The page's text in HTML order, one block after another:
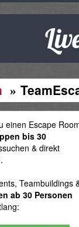
einen Escape
bis 30
& direkt
Teambuildings
ab 30 Personen